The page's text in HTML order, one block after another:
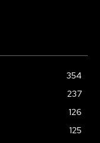
354
237
126
125